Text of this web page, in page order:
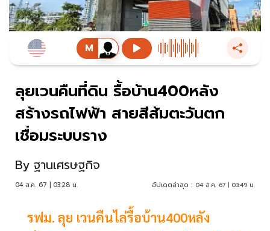
ลุยเวนคืนที่ดิน รื้อบ้าน400หลัง
สร้างรถไฟฟ้า สายสีส้มตะวันตก
เชื่อมระบบราง
By ฐานเศรษฐกิจ
04 ส.ค. 67 | 03:28 น. อัปเดตล่าสุด : 04 ส.ค. 67 | 03:49 น.
รฟม. ลุย เวนคืนไล่รื้อบ้าน400หลัง